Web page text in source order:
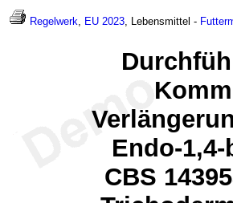
Regelwerk, EU 2023, Lebensmittel -
Endo-
CBS